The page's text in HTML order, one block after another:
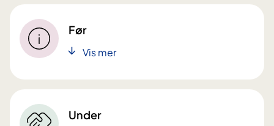
Før
Vis mer
Under